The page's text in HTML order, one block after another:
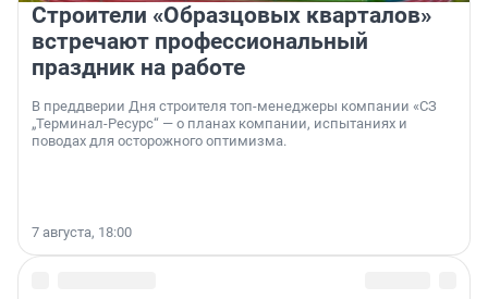
Строители «Образцовых кварталов»
встречают профессиональный
праздник на работе
В преддверии Дня строителя топ-менеджеры компании «СЗ
„Терминал-Ресурс“ — о планах компании, испытаниях и
поводах для осторожного оптимизма.
7 августа, 18:00